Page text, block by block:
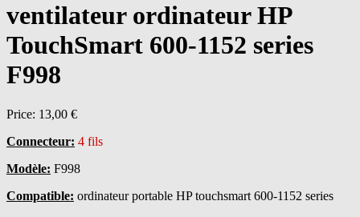
ventilateur ordinateur HP
TouchSmart 600-1152 series
F998
Price: 13,00 €
Connecteur: 4 fils
Modèle: F998
Compatible: ordinateur portable HP touchsmart 600-1152 series